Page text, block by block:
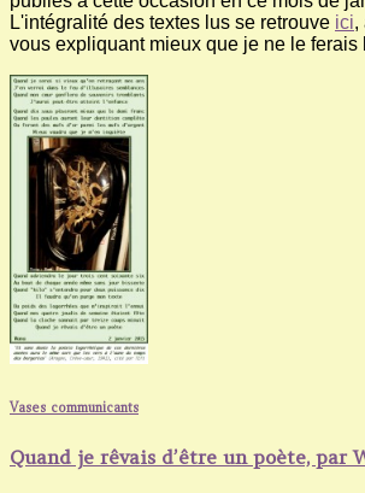
L'intégralité des textes lus se retrouve ici,
vous expliquant mieux que je ne le ferais
Vases communicants
Quand je rêvais d’être un poète, par